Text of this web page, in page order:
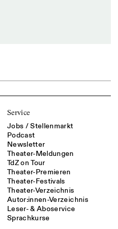
Service
Jobs / Stellenmarkt
Podcast
Newsletter
Theater-Meldungen
TdZ on Tour
Theater-Premieren
Theater-Festivals
Theater-Verzeichnis
Autor:innen-Verzeichnis
Leser- & Aboservice
Sprachkurse